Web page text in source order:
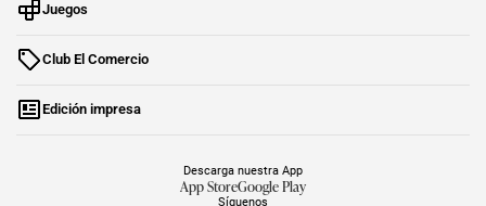
Juegos
Club El Comercio
Edición impresa
Síguenos
Descarga nuestra App
App StoreGoogle Play